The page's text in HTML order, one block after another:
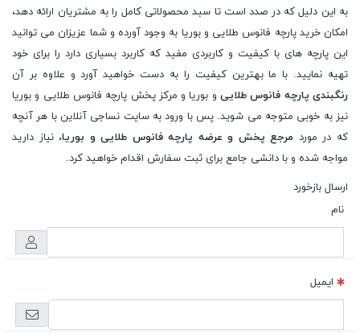
به این دلیل که در صدد است تا سبد محصولاتی کامل را به مشتریان ارائه دهد،
امکان خرید پارچه فانوس طلایی و بوریا به وجود آورده و شما عزیزان می توانید
این پارچه های با کیفیت و کاربردی مفید که کاربرد بسیاری دارد را برای خود
تهیه نمایید. با ما بهترین کیفیت را به دست خواهید آورد و علاوه بر آن
رنگبندی پارچه فانوس طلایی و بوریا و مرکز پخش پارچه فانوس طلایی و بوریا
نیز به خوبی متوجه می شوید. پس با ورود به سایت نساجی آنلاین با هر آنچه
که در مورد مرجع پخش و عرضه پارچه فانوس طلایی و بوریا، نیاز دارید
مواجه شده و با دانشی جامع برای ثبت سفارش اقدام خواهید کرد.
ارسال بازخورد
نام
ایمیل